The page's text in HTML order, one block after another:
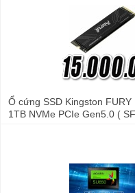
Ổ cứng SSD Kingston
1TB NVMe PCIe Gen5.0 (